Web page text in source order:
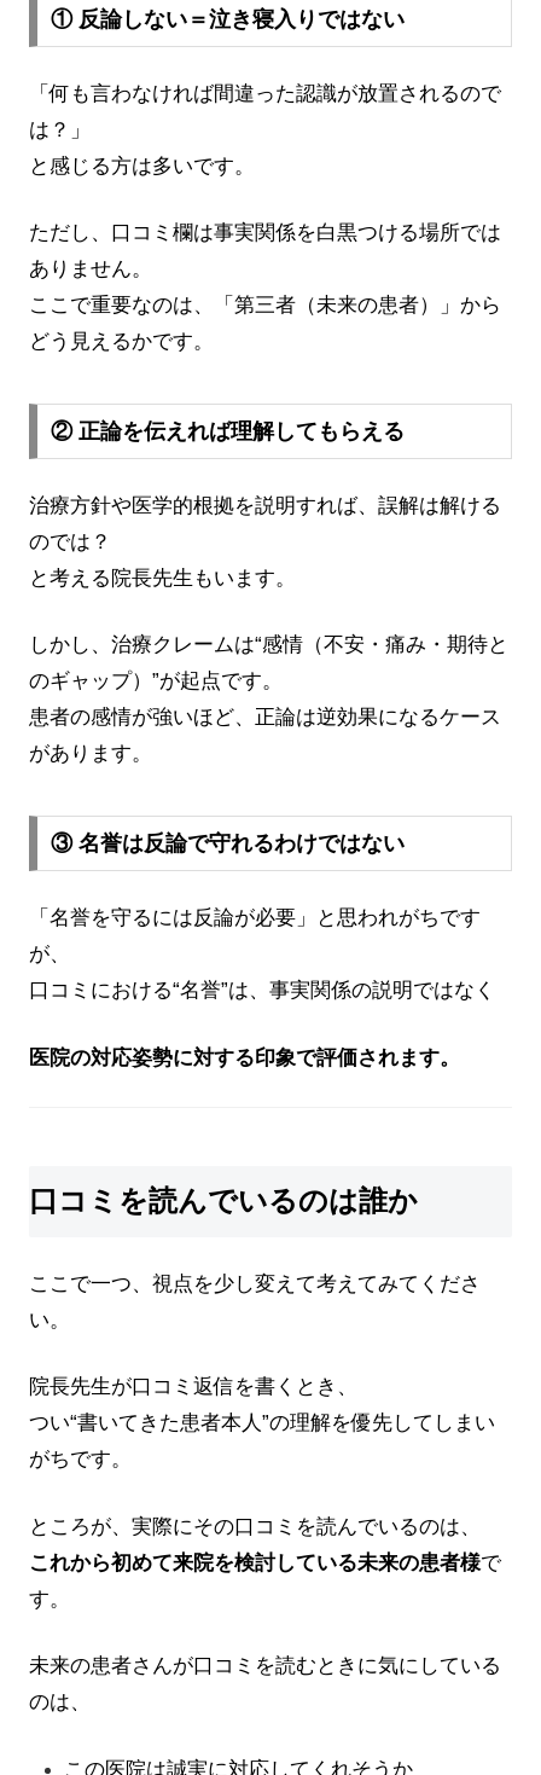
① 反論しない＝泣き寝入りではない
「何も言わなければ間違った認識が放置されるので
は？」
と感じる方は多いです。
ただし、口コミ欄は事実関係を白黒つける場所では
ありません。
ここで重要なのは、「第三者（未来の患者）」から
どう見えるかです。
② 正論を伝えれば理解してもらえる
治療方針や医学的根拠を説明すれば、誤解は解ける
のでは？
と考える院長先生もいます。
しかし、治療クレームは“感情（不安・痛み・期待と
のギャップ）”が起点です。
患者の感情が強いほど、正論は逆効果になるケース
があります。
③ 名誉は反論で守れるわけではない
「名誉を守るには反論が必要」と思われがちです
が、
口コミにおける“名誉”は、事実関係の説明ではなく
医院の対応姿勢に対する印象で評価されます。
口コミを読んでいるのは誰か
ここで一つ、視点を少し変えて考えてみてくださ
い。
院長先生が口コミ返信を書くとき、
つい“書いてきた患者本人”の理解を優先してしまい
がちです。
ところが、実際にその口コミを読んでいるのは、
これから初めて来院を検討している未来の患者様で
す。
未来の患者さんが口コミを読むときに気にしている
のは、
この医院は誠実に対応してくれそうか